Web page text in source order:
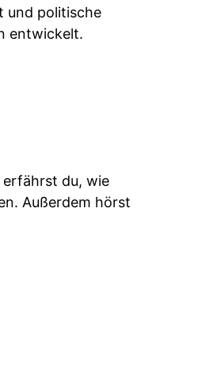
und politische
entwickelt.
erfährst du, wie
Außerdem hörst